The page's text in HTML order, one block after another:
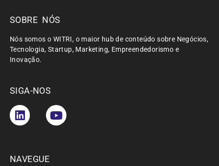
SOBRE NÓS
Nós somos o WITRI, o maior hub de conteúdo sobre Negócios,
Tecnologia, Startup, Marketing, Empreendedorismo e
Inovação.
SIGA-NOS
NAVEGUE